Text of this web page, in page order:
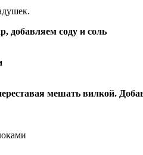
добавляем cоду и соль
мешать вилкой.